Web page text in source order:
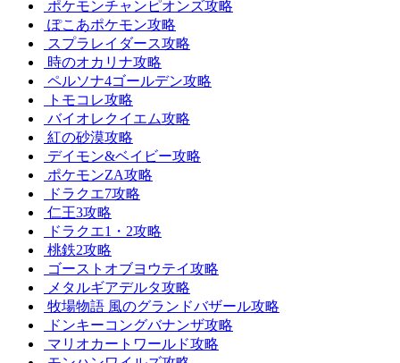
ポケモンチャンピオンズ攻略
ぽこあポケモン攻略
スプラレイダース攻略
時のオカリナ攻略
ペルソナ4ゴールデン攻略
トモコレ攻略
バイオレクイエム攻略
紅の砂漠攻略
デイモン&ベイビー攻略
ポケモンZA攻略
ドラクエ7攻略
仁王3攻略
ドラクエ1・2攻略
桃鉄2攻略
ゴーストオブヨウテイ攻略
メタルギアデルタ攻略
牧場物語 風のグランドバザール攻略
ドンキーコングバナンザ攻略
マリオカートワールド攻略